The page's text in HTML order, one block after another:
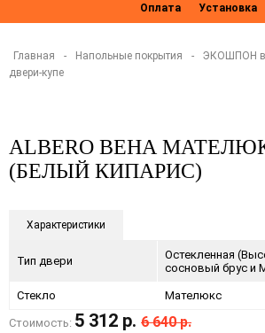
Оплата Установка
Главная - Напольные покрытия - ЭКОШПОН в
двери-купе
ALBERO ВЕНА
(БЕЛЫЙ КИПАРИС)
Характеристики
Тип двери
Остекленная
сосновый брус и
Стекло Мателюкс
Стоимость: 5 312 р. 6 640 р.